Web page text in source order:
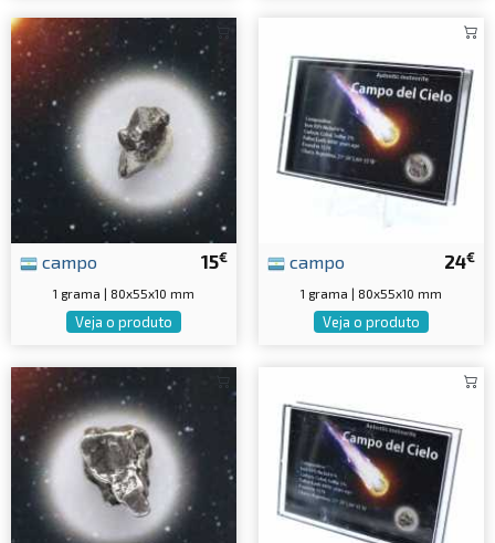
15€
campo
1 grama | 80x55x10 mm
Veja o produto
24€
campo
1 grama | 80x55x10 mm
Veja o produto